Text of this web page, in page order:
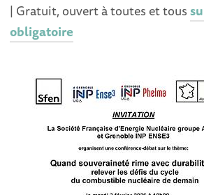
| Gratuit, ouvert à toutes et tous
obligatoire